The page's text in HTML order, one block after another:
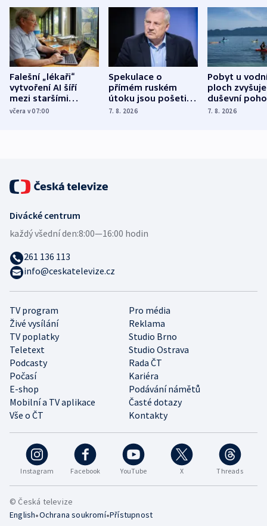
Falešní „lékaři“
vytvoření AI šíří
mezi staršími
Poláky nebezpečné
včera v 07:00
Spekulace o
přímém ruském
útoku jsou pošetilé,
míní estonský
7. 8. 2026
Pobyt u
ploch zvyšuje
duševní
ukázala
7. 8. 2026
Instagram Facebook YouTube X Threads
TV program
Pro média
Živé vysílání
Reklama
TV poplatky
Studio Brno
Teletext
Studio Ostrava
Podcasty
Rada ČT
Počasí
Kariéra
E-shop
Podávání námětů
Mobilní a TV aplikace
Časté dotazy
Vše o ČT
Kontakty
Divácké centrum
každý všední den:8:00—16:00 hodin
261 136 113
info@ceskatelevize.cz
© Česká televize
English•Ochrana soukromí•Přístupnost